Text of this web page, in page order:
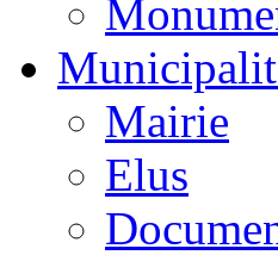
Mairie
Elus